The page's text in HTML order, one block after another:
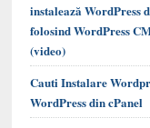
instalează WordPress
folosind WordPress
(video)
Cauti Instalare
WordPress din cPanel